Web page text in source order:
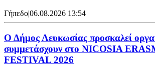
Γήπεδο|06.08.2026 13:54
Ο Δήμος Λευκωσίας προσκαλεί
συμμετάσχουν στο NICOSIA
FESTIVAL 2026